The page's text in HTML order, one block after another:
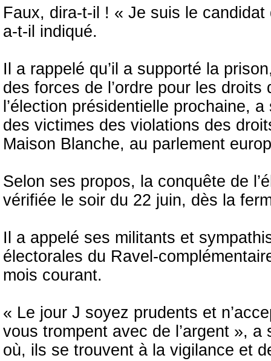
Faux, dira-t-il ! « Je suis le
a-t-il indiqué.
Il a rappelé qu’il a supporté la
des forces de l’ordre pour les
l’élection présidentielle prochaine,
des victimes des violations des
Maison Blanche, au parlement
Selon ses propos, la conquête de
vérifiée le soir du 22 juin, dès la
Il a appelé ses militants et
électorales du Ravel-
mois courant.
« Le jour J soyez prudents et
vous trompent avec de l’argent »,
où, ils se trouvent à la vigilance et